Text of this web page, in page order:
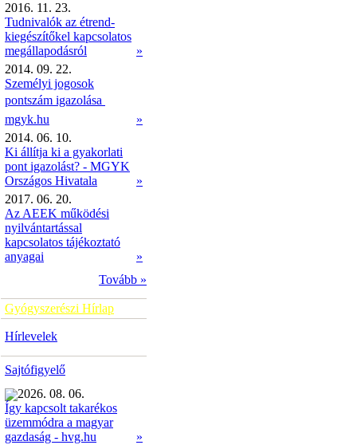
2016. 11. 23.
Tudnivalók az étrend-
kiegészítőkel kapcsolatos
megállapodásról
»
2014. 09. 22.
Személyi jogosok
pontszám igazolása 
mgyk.hu
»
2014. 06. 10.
Ki állítja ki a gyakorlati
pont igazolást? - MGYK
Országos Hivatala
»
2017. 06. 20.
Az AEEK működési
nyilvántartással
kapcsolatos tájékoztató
anyagai
»
Tovább »
Gyógyszerészi Hírlap
Hírlevelek
Sajtófigyelő
2026. 08. 06.
Így kapcsolt takarékos
üzemmódra a magyar
gazdaság - hvg.hu
»